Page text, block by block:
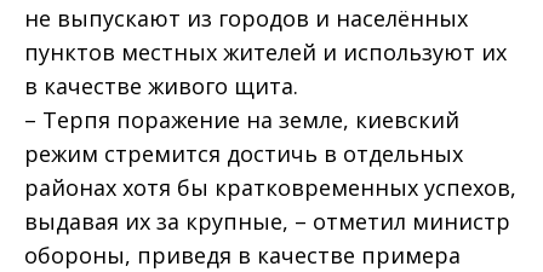
не выпускают из городов и населённых
пунктов местных жителей и используют их
в качестве живого щита.
– Терпя поражение на земле, киевский
режим стремится достичь в отдельных
районах хотя бы кратковременных успехов,
выдавая их за крупные, – отметил министр
обороны, приведя в качестве примера